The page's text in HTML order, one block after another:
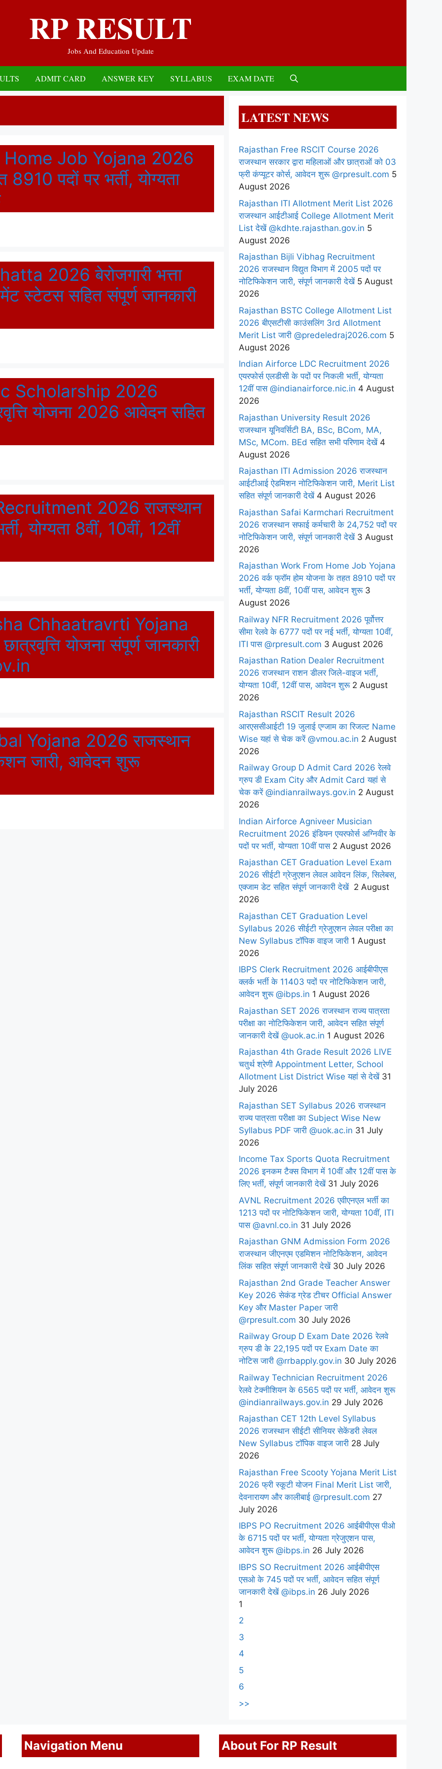
RP RESULT
Jobs And Education Update
ADMIT CARD ANSWER KEY SYLLABUS EXAM DATE
Job Yojana 2026
पदों पर भर्ती, योग्यता
2026 बेरोजगारी भत्ता
स्टेटस सहित संपूर्ण जानकारी
Scholarship 2026
योजना 2026 आवेदन सहित
2026 राजस्थान
योग्यता 8वीं, 10वीं, 12वीं
Chhaatravrti Yojana
योजना संपूर्ण जानकारी
Yojana 2026 राजस्थान
जारी, आवेदन शुरू
LATEST NEWS
Rajasthan Free RSCIT Course 2026
राजस्थान सरकार द्वारा महिलाओं और छात्राओं को 03
फ्री कंप्यूटर कोर्स, आवेदन शुरू @rpresult.com 5
August 2026
Rajasthan ITI Allotment Merit List 2026
राजस्थान आईटीआई College Allotment Merit
List देखें @kdhte.rajasthan.gov.in 5
August 2026
Rajasthan Bijli Vibhag Recruitment
2026 राजस्थान विद्युत विभाग में 2005 पदों पर
नोटिफिकेशन जारी, संपूर्ण जानकारी देखें5 August
2026
Rajasthan BSTC College Allotment List
2026 बीएसटीसी काउंसलिंग 3rd Allotment
Merit List जारी @predeledraj2026.com 5
August 2026
Indian Airforce LDC Recruitment 2026
एयरफोर्स एलडीसी के पदों पर निकली भर्ती, योग्यता
12वीं पास @indianairforce.nic.in 4 August
2026
Rajasthan University Result 2026
राजस्थान यूनिवर्सिटी BA, BSc, BCom, MA,
MSc, MCom. BEd सहित सभी परिणाम देखें4
August 2026
Rajasthan ITI Admission 2026 राजस्थान
आईटीआई ऐडमिशन नोटिफिकेशन जारी, Merit List
सहित संपूर्ण जानकारी देखें4 August 2026
Rajasthan Safai Karmchari Recruitment
2026 राजस्थान सफाई कर्मचारी के 24,752 पदों पर
नोटिफिकेशन जारी, संपूर्ण जानकारी देखें3 August
2026
Rajasthan Work From Home Job Yojana
2026 वर्क फ्रॉम होम योजना के तहत 8910 पदों पर
भर्ती, योग्यता 8वीं, 10वीं पास, आवेदन शुरू3
August 2026
Railway NFR Recruitment 2026 पूर्वोत्तर
सीमा रेलवे के 6777 पदों पर नई भर्ती, योग्यता 10वीं,
ITI पास @rpresult.com 3 August 2026
Rajasthan Ration Dealer Recruitment
2026 राजस्थान राशन डीलर जिले-वाइज भर्ती,
योग्यता 10वीं, 12वीं पास, आवेदन शुरू2 August
2026
Rajasthan RSCIT Result 2026
आरएससीआईटी 19 जुलाई एग्जाम का रिजल्ट Name
Wise यहां से चेक करें @vmou.ac.in 2 August
2026
Railway Group D Admit Card 2026 रेलवे
ग्रुप डी Exam City और Admit Card यहां से
चेक करें @indianrailways.gov.in 2 August
2026
Indian Airforce Agniveer Musician
Recruitment 2026 इंडियन एयरफोर्स अग्निवीर के
पदों पर भर्ती, योग्यता 10वीं पास2 August 2026
Rajasthan CET Graduation Level Exam
2026 सीईटी ग्रेजुएशन लेवल आवेदन लिंक, सिलेबस,
एक्जाम डेट सहित संपूर्ण जानकारी देखें 2 August
2026
Rajasthan CET Graduation Level
Syllabus 2026 सीईटी ग्रेजुएशन लेवल परीक्षा का
New Syllabus टॉपिक वाइज जारी 1 August
2026
IBPS Clerk Recruitment 2026 आईबीपीएस
क्लर्क भर्ती के 11403 पदों पर नोटिफिकेशन जारी,
आवेदन शुरू @ibps.in 1 August 2026
Rajasthan SET 2026 राजस्थान राज्य पात्रता
परीक्षा का नोटिफिकेशन जारी, आवेदन सहित संपूर्ण
जानकारी देखें @uok.ac.in 1 August 2026
Rajasthan 4th Grade Result 2026 LIVE
चतुर्थ श्रेणी Appointment Letter, School
Allotment List District Wise यहां से देखें31
July 2026
Rajasthan SET Syllabus 2026 राजस्थान
राज्य पात्रता परीक्षा का Subject Wise New
Syllabus PDF जारी @uok.ac.in 31 July
2026
Income Tax Sports Quota Recruitment
2026 इनकम टैक्स विभाग में 10वीं और 12वीं पास के
लिए भर्ती, संपूर्ण जानकारी देखें31 July 2026
AVNL Recruitment 2026 एवीएनएल भर्ती का
1213 पदों पर नोटिफिकेशन जारी, योग्यता 10वीं, ITI
पास @avnl.co.in 31 July 2026
Rajasthan GNM Admission Form 2026
राजस्थान जीएनएम एडमिशन नोटिफिकेशन, आवेदन
लिंक सहित संपूर्ण जानकारी देखें30 July 2026
Rajasthan 2nd Grade Teacher Answer
Key 2026 सेकंड ग्रेड टीचर Official Answer
Key और Master Paper जारी
@rpresult.com 30 July 2026
Railway Group D Exam Date 2026 रेलवे
ग्रुप डी के 22,195 पदों पर Exam Date का
नोटिस जारी @rrbapply.gov.in 30 July 2026
Railway Technician Recruitment 2026
रेलवे टेक्नीशियन के 6565 पदों पर भर्ती, आवेदन शुरू
@indianrailways.gov.in 29 July 2026
Rajasthan CET 12th Level Syllabus
2026 राजस्थान सीईटी सीनियर सेकेंडरी लेवल
New Syllabus टॉपिक वाइज जारी 28 July
2026
Rajasthan Free Scooty Yojana Merit List
2026 फ्री स्कूटी योजन Final Merit List जारी,
देवनारायण और कालीबाई @rpresult.com 27
July 2026
IBPS PO Recruitment 2026 आईबीपीएस पीओ
के 6715 पदों पर भर्ती, योग्यता ग्रेजुएशन पास,
आवेदन शुरू @ibps.in 26 July 2026
IBPS SO Recruitment 2026 आईबीपीएस
एसओ के 745 पदों पर भर्ती, आवेदन सहित संपूर्ण
जानकारी देखें @ibps.in 26 July 2026
1
2
3
4
5
6
>>
Navigation Menu About For RP Result